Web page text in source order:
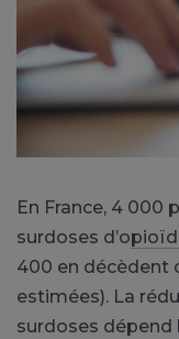
En France, 4 000
surdoses d’o
400 en décèdent
estimées). La
surdoses dépend